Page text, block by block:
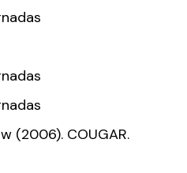
(2006). COUGAR.